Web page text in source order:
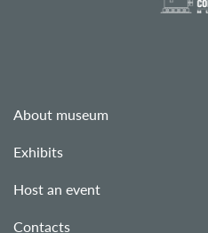
About museum
Exhibits
Host an event
Contacts